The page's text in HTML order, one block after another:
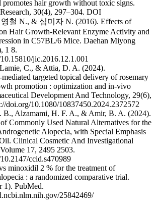
promotes hair growth without toxic signs.
30(4), 297–304. DOI
철 N., & 심미자 N. (2016). Effects of
Hair Growth-Relevant Enzyme Activity and
in C57BL/6 Mice. Daehan Miyong
1 8.
jic.2016.12.1.001
C., & Attia, D. A. (2024).
targeted topical delivery of rosemary
promotion : optimization and in-vivo
Development And Technology, 29(6),
doi.org/10.1080/10837450.2024.2372572
B., Alzamami, H. F. A., & Amir, B. A. (2024).
Commonly Used Natural Alternatives for the
Alopecia, with Special Emphasis
Clinical Cosmetic And Investigational
17, 2495 2503.
ccid.s470989
minoxidil 2 % for the treatment of
: a randomized comparative trial.
1). PubMed.
25842469/